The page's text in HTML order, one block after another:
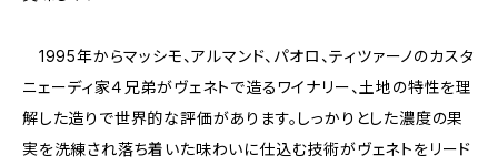
1995年からマッシモ、アルマンド、パオロ、ティツァーノのカスタ
ニェーディ家４兄弟がヴェネトで造るワイナリー、土地の特性を理
解した造りで世界的な評価があります。しっかりとした濃度の果
実を洗練され落ち着いた味わいに仕込む技術がヴェネトをリード